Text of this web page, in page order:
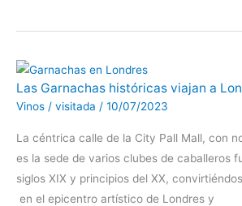
Las Garnachas históricas viajan a
Vinos / visitada / 10/07/2023
La céntrica calle de la City Pall Mall, con
es la sede de varios clubes de caballeros
siglos XIX y principios del XX,
en el epicentro artístico de Londres y
Las
Garnachas
históricas
viajan
Londres